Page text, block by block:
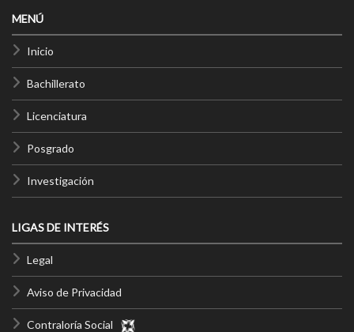
MENÚ
Inicio
Bachillerato
Licenciatura
Posgrado
Investigación
LIGAS DE INTERÉS
Legal
Aviso de Privacidad
Contraloría Social